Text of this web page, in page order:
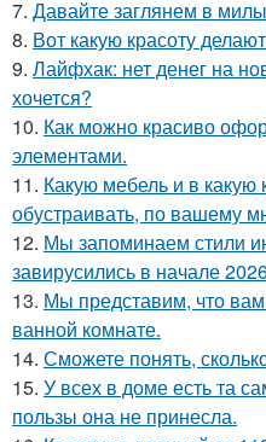
7. Давайте заглянем в
8. Вот какую красоту
9. Лайфхак: нет денег на
хочется?
10. Как можно красиво
элементами.
11. Какую мебель и в какую
обустраивать, по вашему
12. Мы запоминаем стили
завирусились в начале
13. Мы представим, что
ванной комнате.
14. Сможете понять,
15. У всех в доме есть та
пользы она не принесла.